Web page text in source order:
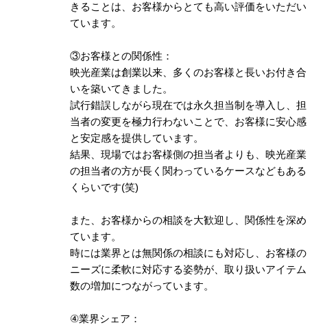
きることは、お客様からとても高い評価をいただい
ています。
③お客様との関係性：
映光産業は創業以来、多くのお客様と長いお付き合
いを築いてきました。
試行錯誤しながら現在では永久担当制を導入し、担
当者の変更を極力行わないことで、お客様に安心感
と安定感を提供しています。
結果、現場ではお客様側の担当者よりも、映光産業
の担当者の方が長く関わっているケースなどもある
くらいです(笑)
また、お客様からの相談を大歓迎し、関係性を深め
ています。
時には業界とは無関係の相談にも対応し、お客様の
ニーズに柔軟に対応する姿勢が、取り扱いアイテム
数の増加につながっています。
④業界シェア：